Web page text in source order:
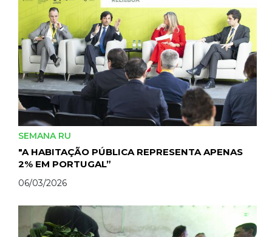
SEMANA RU
"A HABITAÇÃO PÚBLICA REPRESENTA APENAS
2% EM PORTUGAL”
06/03/2026